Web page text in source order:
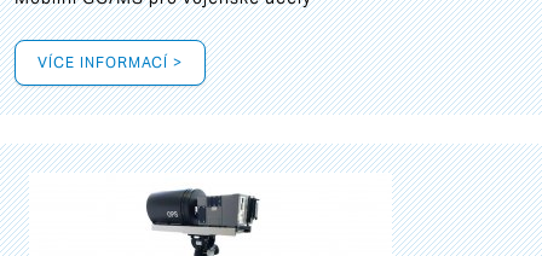
VÍCE INFORMACÍ >